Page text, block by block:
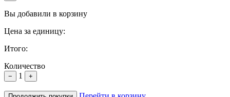
Вы добавили в корзину
Цена за единицу:
Итого:
Количество
− 1 +